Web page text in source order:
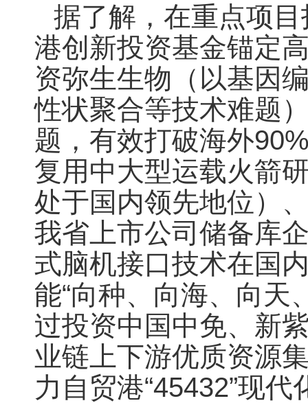
据了解，在重点项
港创新投资基金锚定
资弥生生物（以基因
性状聚合等技术难题
题，有效打破海外
复用中大型运载火箭
处于国内领先地位）
我省上市公司储备库
式脑机接口技术在国
能“向种、向海、向天
过投资中国中免、新
业链上下游优质资源
力自贸港“45432”现